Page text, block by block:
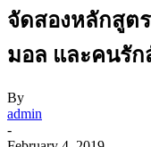
จัดสองหลักสูต
มอล และคนรัก
By
admin
-